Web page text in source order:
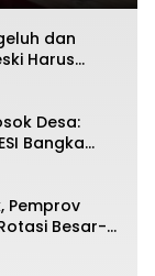
dan
Harus
Desa:
Bangka
Pemprov
Besar-